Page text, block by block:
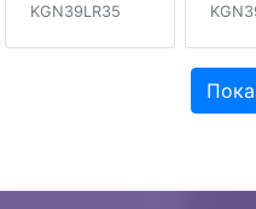
KGN39LR35